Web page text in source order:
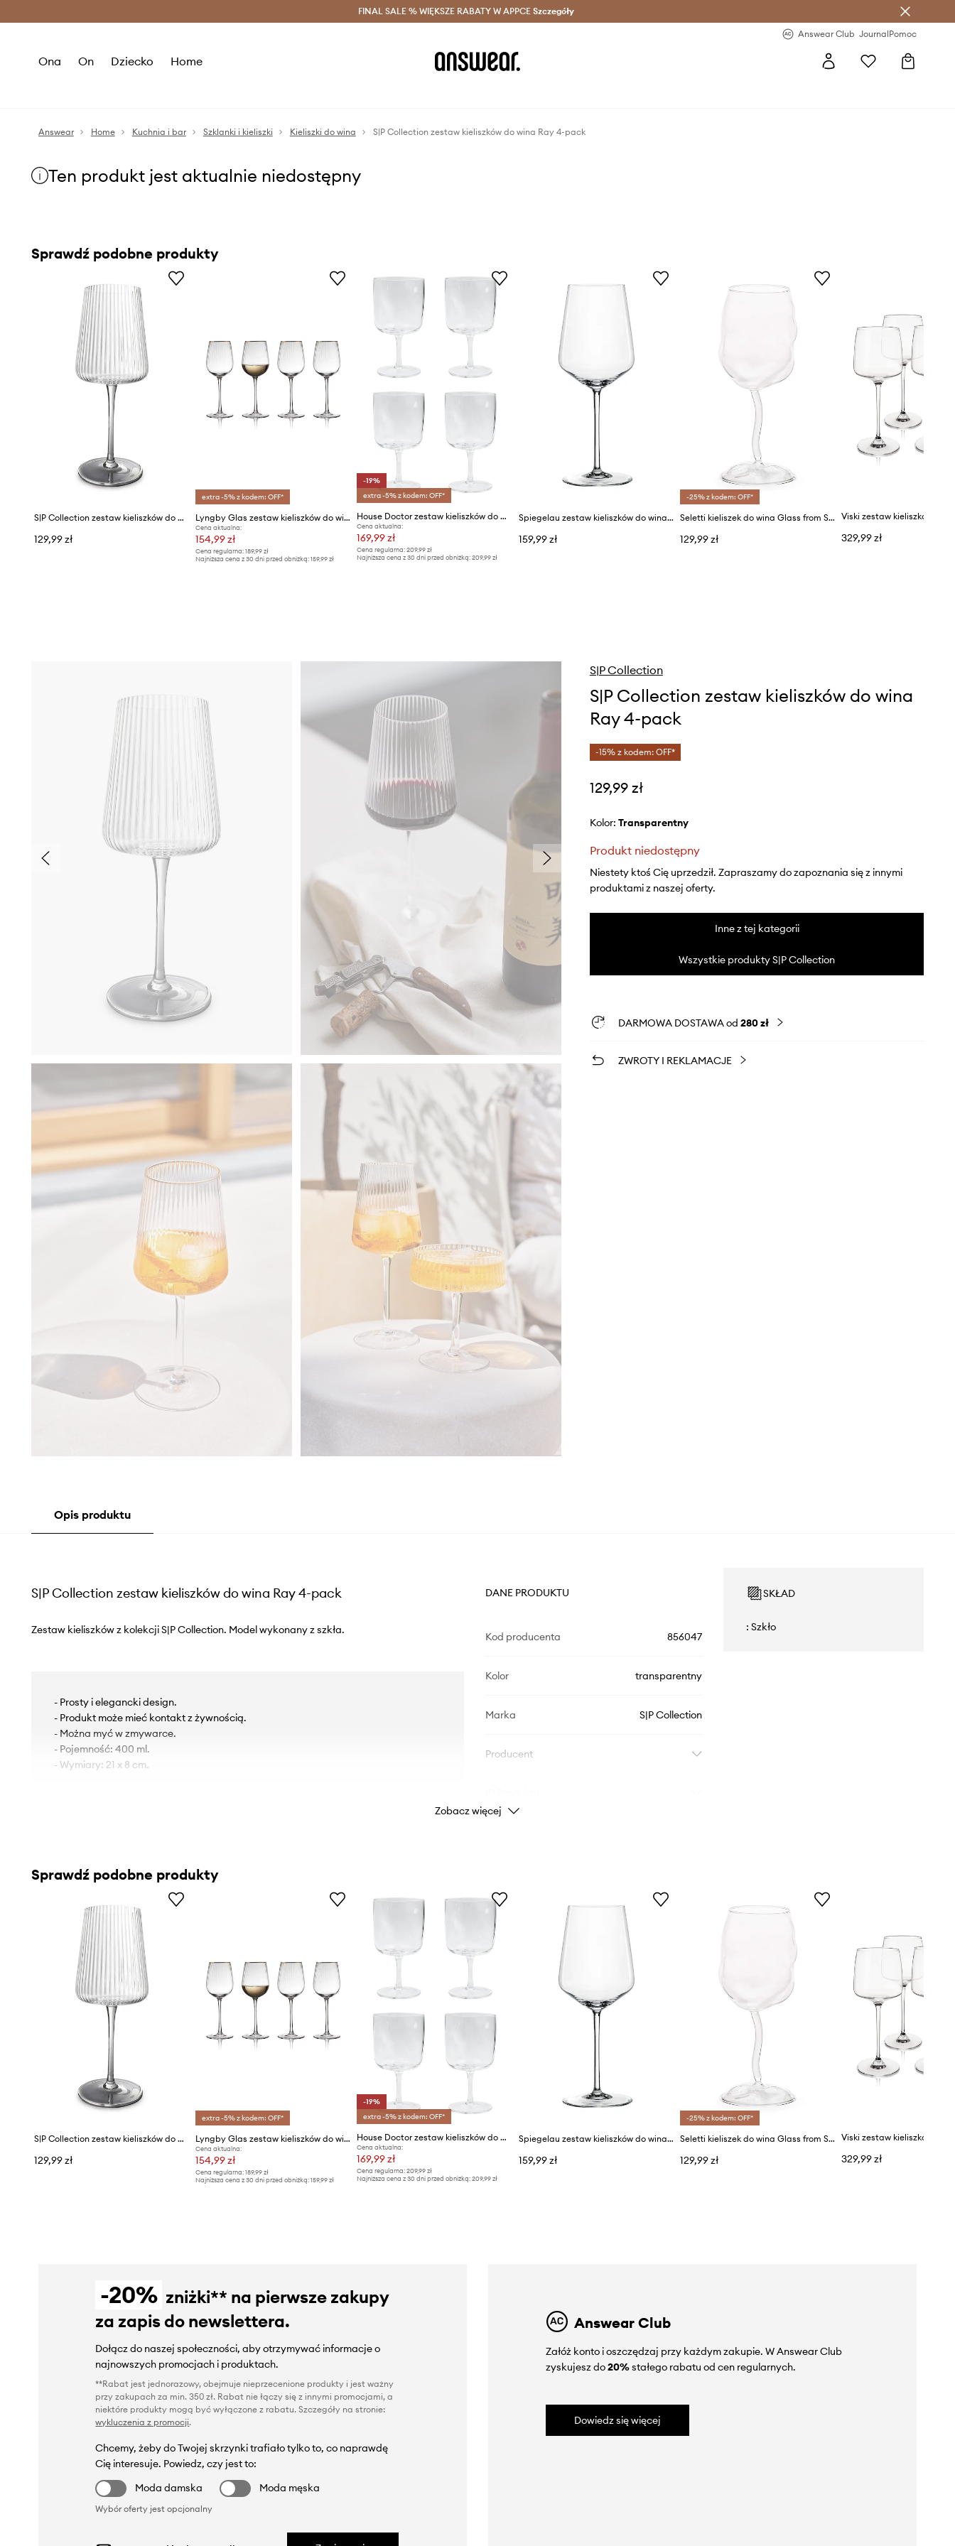
Oszczędzaj z Answear Club > Dostawa nawet w 24h >
FINAL SALE % WIĘKSZE RABATY W APPCE Szczegóły
Answear Club JournalPomoc
Ona On Dziecko Home
Answear Home Kuchnia i bar Szklanki i kieliszki Kieliszki do wina S|P Collection zestaw kieliszków do wina Ray 4-pack
Ten produkt jest aktualnie niedostępny
Sprawdź podobne produkty
S|P Collection zestaw kieliszków do wina Ray 520 ml 4-pack
129,99 zł
extra -5% z kodem: OFF*
Lyngby Glas zestaw kieliszków do wina Palermo 300 ml 4-pack
Cena aktualna:
154,99 zł
Cena regularna:189,99 zł
Najniższa cena z 30 dni przed obniżką:159,99 zł
-19%
extra -5% z kodem: OFF*
House Doctor zestaw kieliszków do wina 8 x 7,7 x 16 cm
Cena aktualna:
169,99 zł
Cena regularna: 209,99 zł
Najniższa cena z 30 dni przed obniżką: 209,99 zł
Spiegelau zestaw kieliszków do wina Style 440 ml 4-pack
159,99 zł
-25% z kodem: OFF*
Seletti kieliszek do wina Glass from Sonny
129,99 zł 329,99 zł
S|P Collection
S|P Collection zestaw kieliszków do wina
Ray 4-pack
-15% z kodem: OFF*
129,99 zł
Kolor: transparentny
Produkt niedostępny
Niestety ktoś Cię uprzedził. Zapraszamy do zapoznania się z innymi
produktami z naszej oferty.
Inne z tej kategorii
Wszystkie produkty S|P Collection
DARMOWA DOSTAWA od 280 zł
ZWROTY I REKLAMACJE
Opis produktu
S|P Collection zestaw kieliszków do wina Ray 4-pack
Zestaw kieliszków z kolekcji S|P Collection. Model wykonany z szkła.
- Prosty i elegancki design.
- Produkt może mieć kontakt z żywnością.
- Można myć w zmywarce.
- Pojemność: 400 ml.
- Wymiary: 21 x 8 cm.
DANE PRODUKTU
Kod producenta 856047
Kolor transparentny
Marka S|P Collection
Producent
SKŁAD
: Szkło
Zobacz więcej
Sprawdź podobne produkty
S|P Collection zestaw kieliszków do wina Ray 520 ml 4-pack
129,99 zł
extra -5% z kodem: OFF*
Lyngby Glas zestaw kieliszków do wina Palermo 300 ml 4-pack
Cena aktualna:
154,99 zł
Cena regularna:189,99 zł
Najniższa cena z 30 dni przed obniżką:159,99 zł
-19%
extra -5% z kodem: OFF*
House Doctor zestaw kieliszków do wina 8 x 7,7 x 16 cm
Cena aktualna:
169,99 zł
Cena regularna: 209,99 zł
Najniższa cena z 30 dni przed obniżką: 209,99 zł
Spiegelau zestaw kieliszków do wina Style 440 ml 4-pack
159,99 zł
-25% z kodem: OFF*
Seletti kieliszek do wina Glass from Sonny
129,99 zł 329,99 zł
-20% zniżki** na pierwsze zakupy
za zapis do newslettera.
Dołącz do naszej społeczności, aby otrzymywać informacje o
najnowszych promocjach i produktach.
**Rabat jest jednorazowy, obejmuje nieprzecenione produkty i jest ważny
przy zakupach za min. 350 zł. Rabat nie łączy się z innymi promocjami, a
niektóre produkty mogą być wyłączone z rabatu. Szczegóły na stronie:
wykluczenia z promocji.
Chcemy, żeby do Twojej skrzynki trafiało tylko to, co naprawdę
Cię interesuje. Powiedz, czy jest to:
Moda damska
Moda męska
Wybór oferty jest opcjonalny
Answear Club
Załóż konto i oszczędzaj przy każdym zakupie. W Answear Club
zyskujesz do20%stałego rabatu od cen regularnych.
Dowiedz się więcej